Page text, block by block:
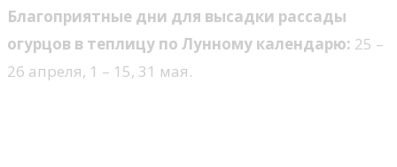
Благоприятные дни для высадки рассады
огурцов в теплицу по Лунному календарю: 25 –
26 апреля, 1 – 15, 31 мая.